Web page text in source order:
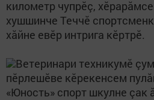
километр чупрӗç,
хушшинче Теччӗ
хăйне евӗр интрига кӗртрӗ.
Ветеринари техникумӗ
пӗрлешӗве кӗрекенсем
«Юность» спорт шкулне çак